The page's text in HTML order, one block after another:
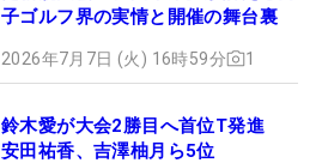
子ゴルフ界の実情と開催の舞台裏
2026年7月7日 (火) 16時59分 1
鈴木愛が大会2勝目へ首位T発進
安田祐香、吉澤柚月ら5位